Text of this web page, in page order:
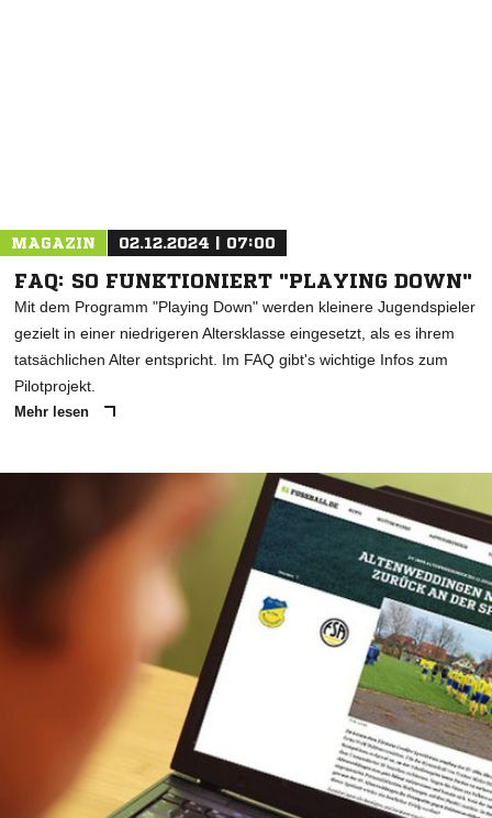
MAGAZIN 02.12.2024 | 07:00
FAQ: SO FUNKTIONIERT "PLAYING DOWN"
Mit dem Programm "Playing Down" werden kleinere Jugendspieler
gezielt in einer niedrigeren Altersklasse eingesetzt, als es ihrem
tatsächlichen Alter entspricht. Im FAQ gibt's wichtige Infos zum
Pilotprojekt.
Mehr lesen